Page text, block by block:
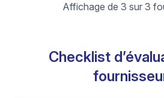
Affichage de 3 sur 3
Checklist